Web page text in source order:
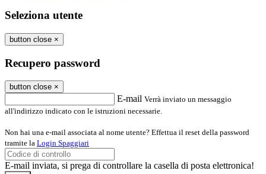
Seleziona utente
button close ×
Recupero password
button close ×
E-mail Verrà inviato un messaggio
all'indirizzo indicato con le istruzioni necessarie.
Non hai una e-mail associata al nome utente? Effettua il reset della password
tramite la Login Spaggiari
E-mail inviata, si prega di controllare la casella di posta elettronica!